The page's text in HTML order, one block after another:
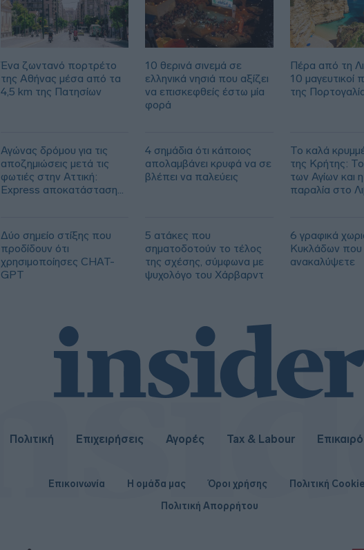
Ένα ζωντανό πορτρέτο
της Αθήνας μέσα από τα
4,5 km της Πατησίων
Αγώνας δρόμου για τις
αποζημιώσεις μετά τις
φωτιές στην Αττική:
Express αποκατάσταση
Δύο σημείο στίξης που
προδίδουν ότι
χρησιμοποίησες CHAT-
GPT
10 θερινά σινεμά σε
ελληνικά νησιά που αξίζει
να επισκεφθείς έστω μία
φορά
4 σημάδια ότι κάποιος
απολαμβάνει κρυφά να σε
βλέπει να παλεύεις
5 ατάκες που
σηματοδοτούν το τέλος
της σχέσης, σύμφωνα με
ψυχολόγο του Χάρβαρντ
Πέρα από τη
10 μαγευτικοί
της
Το καλά
της Κρήτης:
των Αγίων και
παραλία στο
6 γραφικά
Κυκλάδων που
ανακαλύψετε
Πολιτική Επιχειρήσεις Αγορές Tax & Labour
Επικοινωνία Η ομάδα μας Όροι χρήσης
Πολιτική
Πολιτική Απορρήτου